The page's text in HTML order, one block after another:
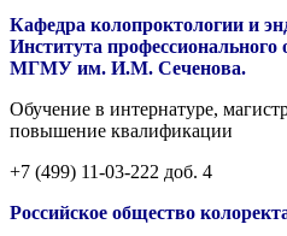
Кафедра колопроктологии и
Института профессионального
МГМУ им. И.М. Сеченова.
Обучение в интернатуре,
повышение квалификации
+7 (499) 11-03-222 доб. 4
Российское общество